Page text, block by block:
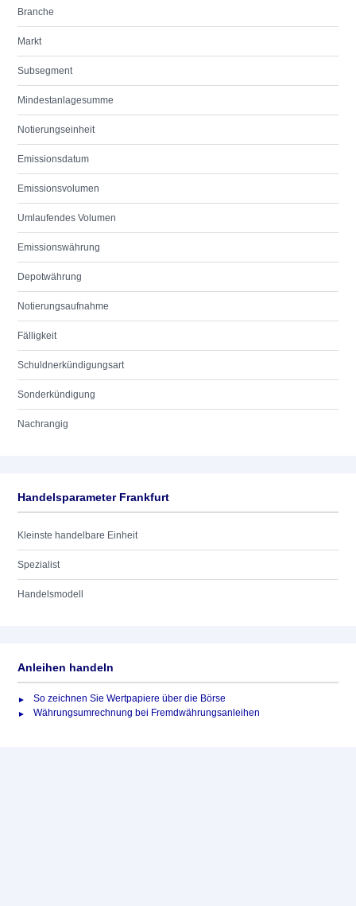
Branche
Markt
Subsegment
Mindestanlagesumme
Notierungseinheit
Emissionsdatum
Emissionsvolumen
Umlaufendes Volumen
Emissionswährung
Depotwährung
Notierungsaufnahme
Fälligkeit
Schuldnerkündigungsart
Sonderkündigung
Nachrangig
Handelsparameter Frankfurt
Kleinste handelbare Einheit
Spezialist
Handelsmodell
Anleihen handeln
So zeichnen Sie Wertpapiere über die Börse
Währungsumrechnung bei Fremdwährungsanleihen